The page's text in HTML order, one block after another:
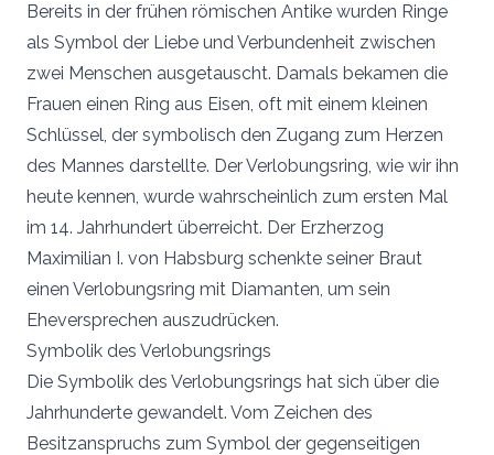
Bereits in der frühen römischen Antike wurden Ringe
als Symbol der Liebe und Verbundenheit zwischen
zwei Menschen ausgetauscht. Damals bekamen die
Frauen einen Ring aus Eisen, oft mit einem kleinen
Schlüssel, der symbolisch den Zugang zum Herzen
des Mannes darstellte. Der Verlobungsring, wie wir ihn
heute kennen, wurde wahrscheinlich zum ersten Mal
im 14. Jahrhundert überreicht. Der Erzherzog
Maximilian I. von Habsburg schenkte seiner Braut
einen Verlobungsring mit Diamanten, um sein
Eheversprechen auszudrücken.
Symbolik des Verlobungsrings
Die Symbolik des Verlobungsrings hat sich über die
Jahrhunderte gewandelt. Vom Zeichen des
Besitzanspruchs zum Symbol der gegenseitigen